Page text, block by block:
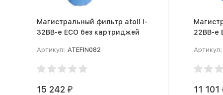
Магистральный фильтр atoll I-
32BB-e ECO без картриджей
Артикул: ATEFIN082
15 242 ₽
22BB-e
Артикул:
11 101